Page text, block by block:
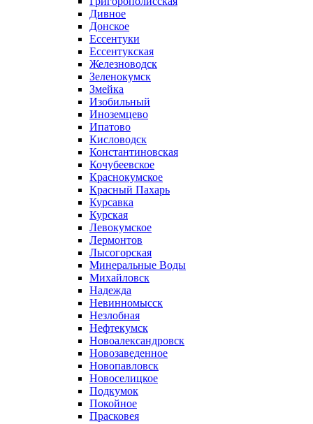
Дивное
Донское
Ессентуки
Ессентукская
Железноводск
Зеленокумск
Змейка
Изобильный
Иноземцево
Ипатово
Кисловодск
Константиновская
Кочубеевское
Краснокумское
Красный Пахарь
Курсавка
Курская
Левокумское
Лермонтов
Лысогорская
Минеральные Воды
Михайловск
Надежда
Невинномысск
Незлобная
Нефтекумск
Новоалександровск
Новозаведенное
Новопавловск
Новоселицкое
Подкумок
Покойное
Прасковея